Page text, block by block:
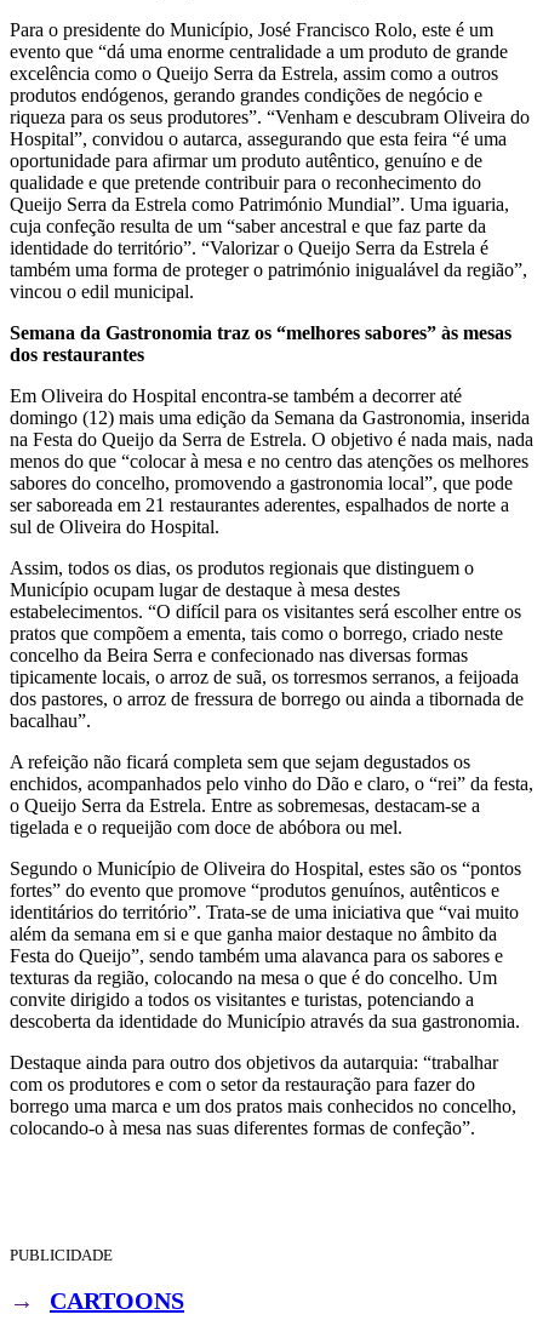
Para o presidente do Município, José Francisco Rolo, este é um
evento que “dá uma enorme centralidade a um produto de grande
excelência como o Queijo Serra da Estrela, assim como a outros
produtos endógenos, gerando grandes condições de negócio e
riqueza para os seus produtores”. “Venham e descubram Oliveira do
Hospital”, convidou o autarca, assegurando que esta feira “é uma
oportunidade para afirmar um produto autêntico, genuíno e de
qualidade e que pretende contribuir para o reconhecimento do
Queijo Serra da Estrela como Património Mundial”. Uma iguaria,
cuja confeção resulta de um “saber ancestral e que faz parte da
identidade do território”. “Valorizar o Queijo Serra da Estrela é
também uma forma de proteger o património inigualável da região”,
vincou o edil municipal.
Semana da Gastronomia traz os “melhores sabores” às mesas
dos restaurantes
Em Oliveira do Hospital encontra-se também a decorrer até
domingo (12) mais uma edição da Semana da Gastronomia, inserida
na Festa do Queijo da Serra de Estrela. O objetivo é nada mais, nada
menos do que “colocar à mesa e no centro das atenções os melhores
sabores do concelho, promovendo a gastronomia local”, que pode
ser saboreada em 21 restaurantes aderentes, espalhados de norte a
sul de Oliveira do Hospital.
Assim, todos os dias, os produtos regionais que distinguem o
Município ocupam lugar de destaque à mesa destes
estabelecimentos. “O difícil para os visitantes será escolher entre os
pratos que compõem a ementa, tais como o borrego, criado neste
concelho da Beira Serra e confecionado nas diversas formas
tipicamente locais, o arroz de suã, os torresmos serranos, a feijoada
dos pastores, o arroz de fressura de borrego ou ainda a tibornada de
bacalhau”.
A refeição não ficará completa sem que sejam degustados os
enchidos, acompanhados pelo vinho do Dão e claro, o “rei” da festa,
o Queijo Serra da Estrela. Entre as sobremesas, destacam-se a
tigelada e o requeijão com doce de abóbora ou mel.
Segundo o Município de Oliveira do Hospital, estes são os “pontos
fortes” do evento que promove “produtos genuínos, autênticos e
identitários do território”. Trata-se de uma iniciativa que “vai muito
além da semana em si e que ganha maior destaque no âmbito da
Festa do Queijo”, sendo também uma alavanca para os sabores e
texturas da região, colocando na mesa o que é do concelho. Um
convite dirigido a todos os visitantes e turistas, potenciando a
descoberta da identidade do Município através da sua gastronomia.
Destaque ainda para outro dos objetivos da autarquia: “trabalhar
com os produtores e com o setor da restauração para fazer do
borrego uma marca e um dos pratos mais conhecidos no concelho,
colocando-o à mesa nas suas diferentes formas de confeção”.
PUBLICIDADE
→ CARTOONS